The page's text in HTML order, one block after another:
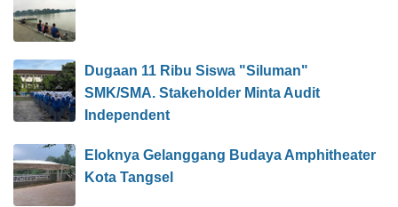
Dugaan 11 Ribu Siswa "Siluman"
SMK/SMA. Stakeholder Minta Audit
Independent
Eloknya Gelanggang Budaya Amphitheater
Kota Tangsel